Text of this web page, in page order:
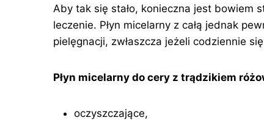
Aby tak się stało, konieczna jest bowiem
leczenie. Płyn micelarny z całą jednak
pielęgnacji, zwłaszcza jeżeli codziennie
Płyn micelarny do cery z trądzikiem
oczyszczające,